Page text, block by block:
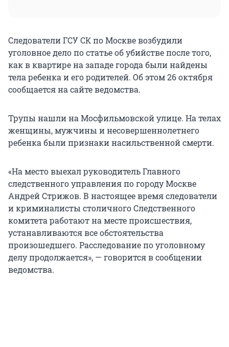
Следователи ГСУ СК по Москве возбудили
уголовное дело по статье об убийстве после того,
как в квартире на западе города были найдены
тела ребенка и его родителей. Об этом 26 октября
сообщается на сайте ведомства.
Трупы нашли на Мосфильмовской улице. На телах
женщины, мужчины и несовершеннолетнего
ребенка были признаки насильственной смерти.
«На место выехал руководитель Главного
следственного управления по городу Москве
Андрей Стрижов. В настоящее время следователи
и криминалисты столичного Следственного
комитета работают на месте происшествия,
устанавливаются все обстоятельства
произошедшего. Расследование по уголовному
делу продолжается», — говорится в сообщении
ведомства.